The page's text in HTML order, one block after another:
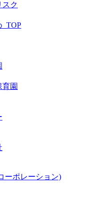
スク
園
ーポレーション)